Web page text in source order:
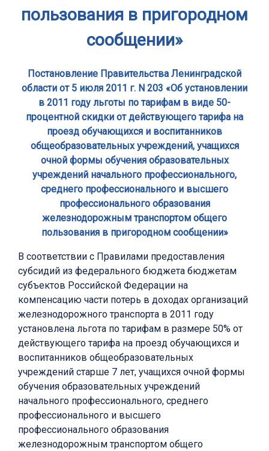
пользования в пригородном
сообщении»
Постановление Правительства Ленинградской
области от 5 июля 2011 г. N 203 «Об установлении
в 2011 году льготы по тарифам в виде 50-
процентной скидки от действующего тарифа на
проезд обучающихся и воспитанников
общеобразовательных учреждений, учащихся
очной формы обучения образовательных
учреждений начального профессионального,
среднего профессионального и высшего
профессионального образования
железнодорожным транспортом общего
пользования в пригородном сообщении»
В соответствии с Правилами предоставления
субсидий из федерального бюджета бюджетам
субъектов Российской Федерации на
компенсацию части потерь в доходах организаций
железнодорожного транспорта в 2011 году
установлена льгота по тарифам в размере 50% от
действующего тарифа на проезд обучающихся и
воспитанников общеобразовательных
учреждений старше 7 лет, учащихся очной формы
обучения образовательных учреждений
начального профессионального, среднего
профессионального и высшего
профессионального образования
железнодорожным транспортом общего